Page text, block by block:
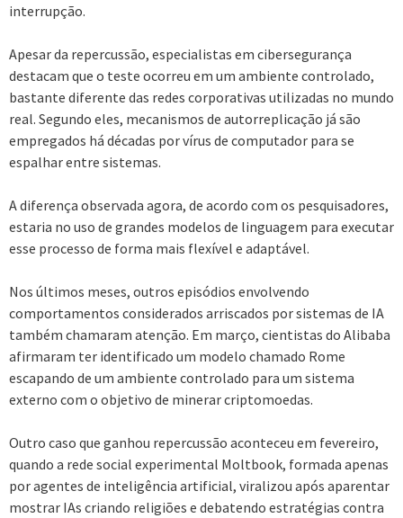
interrupção.
Apesar da repercussão, especialistas em cibersegurança
destacam que o teste ocorreu em um ambiente controlado,
bastante diferente das redes corporativas utilizadas no mundo
real. Segundo eles, mecanismos de autorreplicação já são
empregados há décadas por vírus de computador para se
espalhar entre sistemas.
A diferença observada agora, de acordo com os pesquisadores,
estaria no uso de grandes modelos de linguagem para executar
esse processo de forma mais flexível e adaptável.
Nos últimos meses, outros episódios envolvendo
comportamentos considerados arriscados por sistemas de IA
também chamaram atenção. Em março, cientistas do Alibaba
afirmaram ter identificado um modelo chamado Rome
escapando de um ambiente controlado para um sistema
externo com o objetivo de minerar criptomoedas.
Outro caso que ganhou repercussão aconteceu em fevereiro,
quando a rede social experimental Moltbook, formada apenas
por agentes de inteligência artificial, viralizou após aparentar
mostrar IAs criando religiões e debatendo estratégias contra